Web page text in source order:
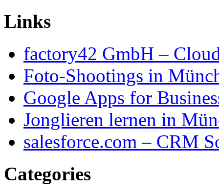
Links
factory42 GmbH –
Foto-Shootings in
Google Apps for
Jonglieren lernen in
salesforce.com – CRM
Categories